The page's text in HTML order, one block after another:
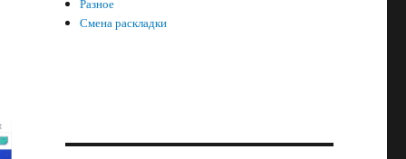
Разное
Смена раскладки